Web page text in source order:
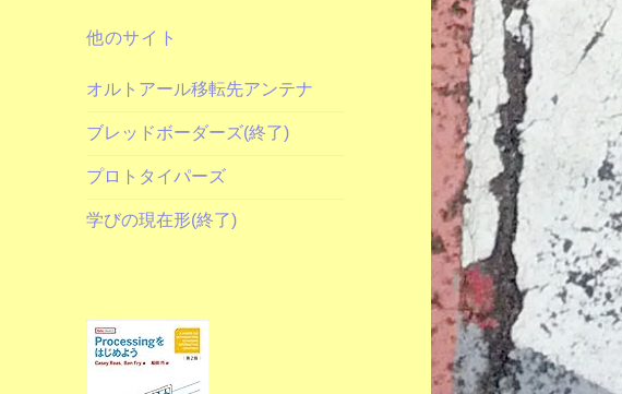
他のサイト
オルトアール移転先アンテナ
ブレッドボーダーズ(終了)
プロトタイパーズ
学びの現在形(終了)